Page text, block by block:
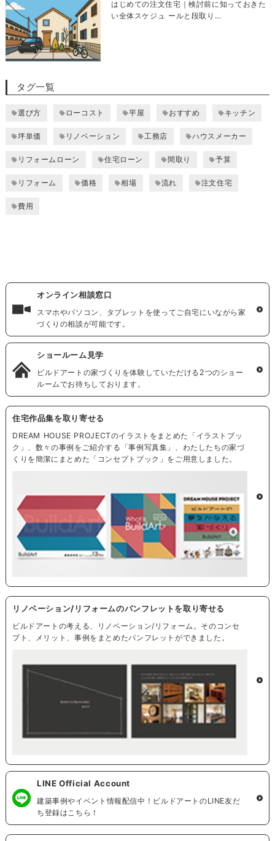
はじめての注文住宅｜検討前に知っておきた
い全体スケジュ ールと段取り…
タグ一覧
選び方 ローコスト 平屋 おすすめ キッチン
坪単価 リノベーション 工務店 ハウスメーカー
リフォームローン 住宅ローン 間取り 予算
リフォーム 価格 相場 流れ 注文住宅
費用
オンライン相談窓口
スマホやパソコン、タブレットを使ってご自宅にいながら家
づくりの相談が可能です。
ショールーム見学
ビルドアートの家づくりを体験していただける2つのショー
ルームでお待ちしております。
住宅作品集を取り寄せる
DREAM HOUSE PROJECTのイラストをまとめた「イラストブッ
ク」、数々の事例をご紹介する「事例写真集」、わたしたちの家づ
くりを簡潔にまとめた「コンセプトブック」をご用意しました。
リノベーション/リフォームのパンフレットを取り寄せる
ビルドアートの考える、リノベーション/リフォーム。そのコンセ
プト、メリット、事例をまとめたパンフレットができました。
LINE Official Account
建築事例やイベント情報配信中！ビルドアートのLINE友だ
ち登録はこちら！